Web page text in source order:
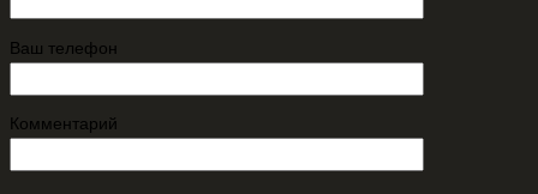
Ваш телефон
Комментарий